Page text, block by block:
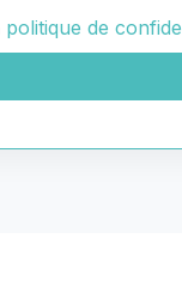
politique de